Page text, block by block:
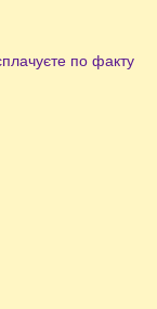
по факту